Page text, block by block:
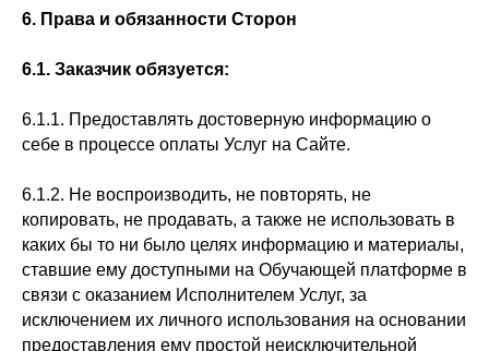
6. Права и обязанности Сторон
6.1. Заказчик обязуется:
6.1.1. Предоставлять достоверную информацию о
себе в процессе оплаты Услуг на Сайте.
6.1.2. Не воспроизводить, не повторять, не
копировать, не продавать, а также не использовать в
каких бы то ни было целях информацию и материалы,
ставшие ему доступными на Обучающей платформе в
связи с оказанием Исполнителем Услуг, за
исключением их личного использования на основании
предоставления ему простой неисключительной